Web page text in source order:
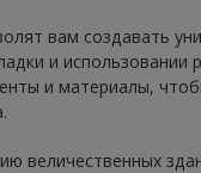
вам создавать
и
и материалы,
величественных